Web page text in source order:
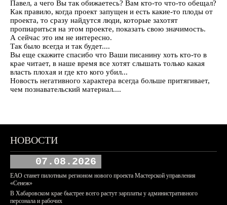
Павел, а чего Вы так обижаетесь? Вам кто-то что-то обещал?
Как правило, когда проект запущен и есть какие-то плоды от
проекта, то сразу найдутся люди, которые захотят
пропиариться на этом проекте, показать свою значимость.
А сейчас это им не интересно.
Так было всегда и так будет....
Вы еще скажите спасибо что Ваши писанину хоть кто-то в
крае читает, в наше время все хотят слышать только какая
власть плохая и где кто кого убил...
Новость негативного характера всегда больше притягивает,
чем познавательский материал....
НОВОСТИ
07.08.2026
ЕАО станет пилотным регионом нового проекта Мастерской управления
«Сенеж»
В Хабаровском крае быстрее всего растут зарплаты у административного
персонала и рабочих